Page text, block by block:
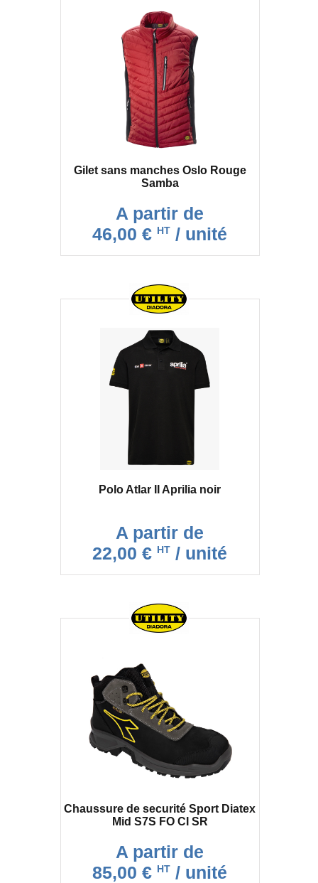
Gilet sans manches Oslo Rouge
Samba
A partir de
46,00 € HT / unité
Polo Atlar II Aprilia noir
A partir de
22,00 € HT / unité
Chaussure de securité Sport Diatex
Mid S7S FO CI SR
A partir de
85,00 € HT / unité